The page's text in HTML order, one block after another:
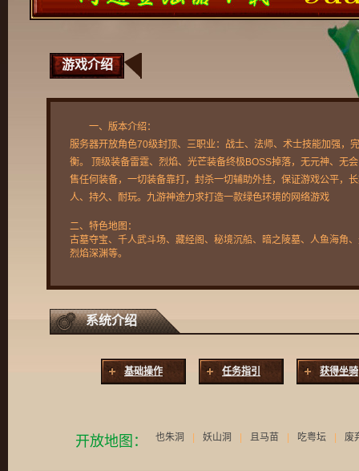
游戏介绍
一、版本介绍：
服务器开放角色70级封顶、三职业：战士、法师、术士技能加强，
衡。 顶级装备雷霆、烈焰、光芒装备终极BOSS掉落，无元神、无
售任何装备，一切装备靠打，封杀一切辅助外挂，保证游戏公平，
人、持久、耐玩。九游神途力求打造一款绿色环境的网络游戏
二、特色地图：
古墓夺宝、千人武斗场、藏经阁、秘境沉船、暗之陵墓、人鱼海角
烈焰深渊等。
系统介绍
基础操作 任务指引 获得坐骑
开放地图： 也朱洞 妖山洞 且马苗 吃粤坛 废